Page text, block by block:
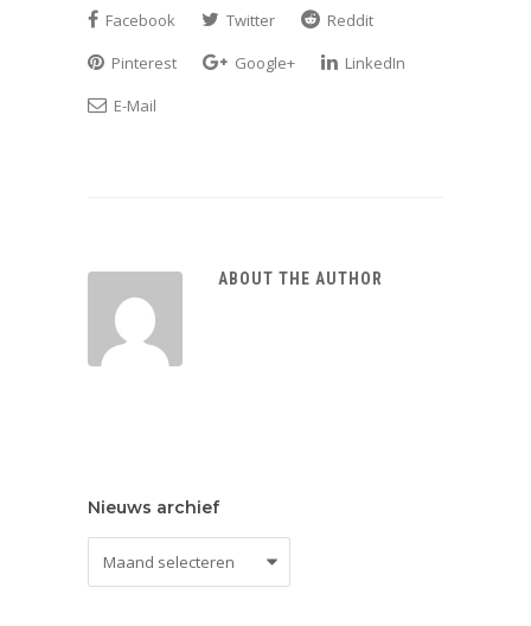
Facebook Twitter
Reddit
Pinterest
Google+
LinkedIn
E-Mail
ABOUT THE AUTHOR
Nieuws archief